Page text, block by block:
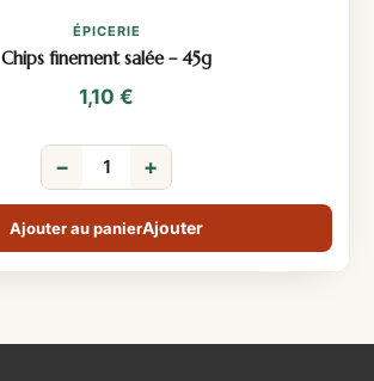
ÉPICERIE
Chips finement salée – 45g
1,10 €
− +
Ajouter au panier